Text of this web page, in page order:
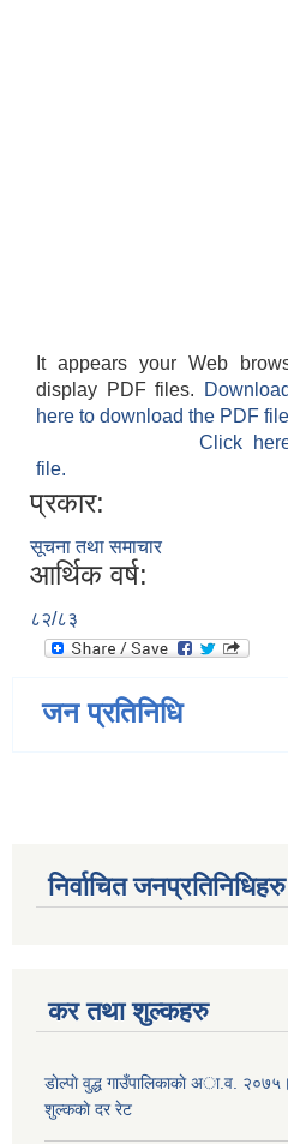
It appears your Web
display PDF files.
here to download the PDF
Click
file.
प्रकार:
सूचना तथा समाचार
आर्थिक वर्ष:
८२/८३
जन प्रतिनिधि
निर्वाचित जनप्रतिनिधिहरु
कर तथा शुल्कहरु
डाेल्पाे वुद्ध गाउँपालिकाकाे अा.व.
शुल्ककाे दर रेट